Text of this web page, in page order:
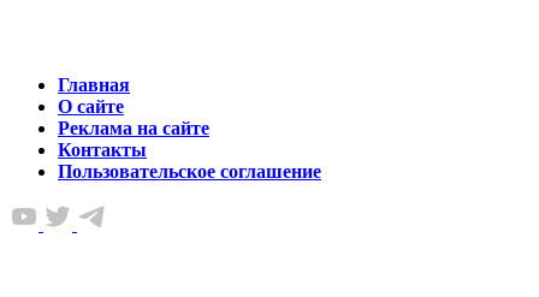
Главная
О сайте
Реклама на сайте
Контакты
Пользовательское соглашение